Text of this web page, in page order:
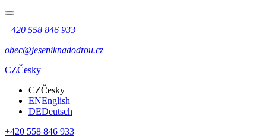
+420 558 846 933
obec@jeseniknadodrou.cz
CZČesky
CZČesky
ENEnglish
DEDeutsch
+420 558 846 933